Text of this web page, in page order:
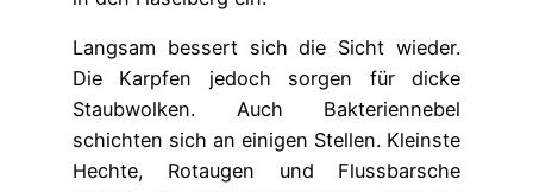
Langsam bessert sich die Sicht wieder.
Die Karpfen jedoch sorgen für dicke
Staubwolken. Auch Bakteriennebel
schichten sich an einigen Stellen. Kleinste
Hechte, Rotaugen und Flussbarsche